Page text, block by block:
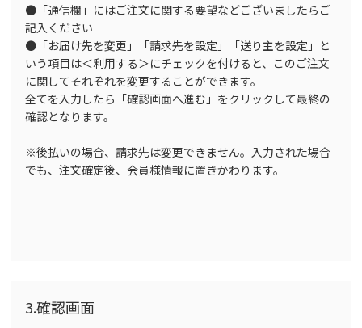
●「通信欄」にはご注文に関する要望などございましたらご
記入ください
●「お届け先を変更」「請求先を設定」「送り主を設定」と
いう項目は＜利用する＞にチェックを付けると、このご注文
に関してそれぞれを変更することができます。
全てを入力したら「確認画面へ進む」をクリックして最終の
確認となります。
※後払いの場合、請求先は変更できません。入力された場合
でも、注文確定後、会員様情報に置きかわります。
3.確認画面